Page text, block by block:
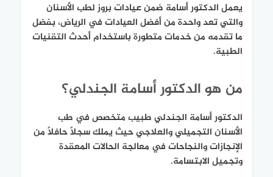
يعمل الدكتور أسامة ضمن عيادات بروز لطب الأسنان
والتي تعد واحدة من أفضل العيادات في الرياض، بفضل
ما تقدمه من خدمات متطورة باستخدام أحدث التقنيات
الطبية.
من هو الدكتور أسامة الجندلي؟
الدكتور أسامة الجندلي طبيب متخصص في طب
الأسنان التجميلي والعلاجي حيث يملك سجلًا حافلًا من
الإنجازات والنجاحات في معالجة الحالات المعقدة
وتجميل الابتسامة.